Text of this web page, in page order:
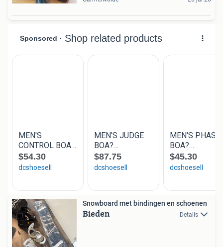
Snowboard met bindingen en schoenen
Bieden Details